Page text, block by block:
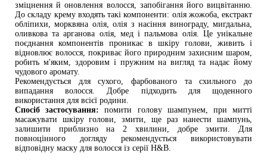
зміцнення й оновлення волосся, запобігання його вицвітанню.
До складу крему входять такі компоненти: олія жожоба, екстракт
обліпихи, морквяна олія, олія з насіння винограду, мигдальна,
оливкова та арганова олія, мед і пальмова олія. Це унікальне
поєднання компонентів проникає в шкіру голови, живить і
відновлює волосся, покриває його природним захисним шаром,
робить м'яким, здоровим і пружним на вигляд та надає йому
чудового аромату.
Рекомендується для сухого, фарбованого та схильного до
випадання волосся. Добре підходить для щоденного
використання для всієї родини.
Спосіб застосування: помити голову шампунем, при митті
масажувати шкіру голови, змити, ще раз нанести шампунь,
залишити приблизно на 2 хвилини, добре змити. Для
повноцінного догляду рекомендується використовувати
відповідну маску для волосся із серії Н&В.